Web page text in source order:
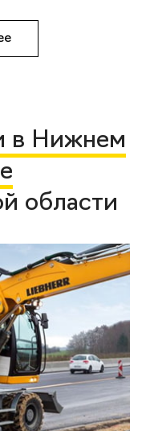
в Нижнем
области